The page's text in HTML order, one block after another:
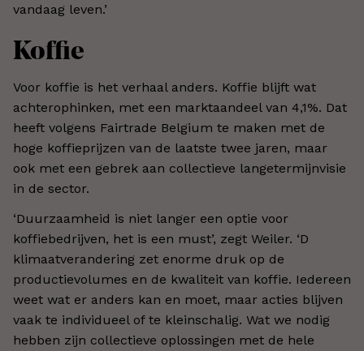
vandaag leven.’
Koffie
Voor koffie is het verhaal anders. Koffie blijft wat
achterophinken, met een marktaandeel van 4,1%. Dat
heeft volgens Fairtrade Belgium te maken met de
hoge koffieprijzen van de laatste twee jaren, maar
ook met een gebrek aan collectieve langetermijnvisie
in de sector.
‘Duurzaamheid is niet langer een optie voor
koffiebedrijven, het is een must’, zegt Weiler. ‘D
klimaatverandering zet enorme druk op de
productievolumes en de kwaliteit van koffie. Iedereen
weet wat er anders kan en moet, maar acties blijven
vaak te individueel of te kleinschalig. Wat we nodig
hebben zijn collectieve oplossingen met de hele